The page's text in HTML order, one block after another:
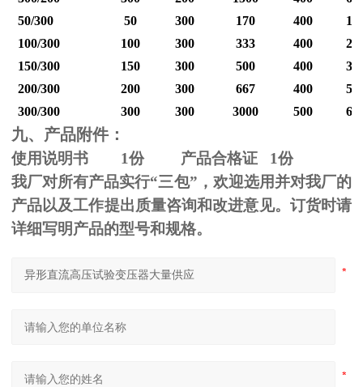
50/300
50 300 170 400
100/300
100 300 333 400
150/300
150 300 500 400
200/300
200 300 667 400
300/300
300 300 3000 500
九、产品附件：
使用说明书 1份 产品合格证 1份
我厂对所有产品实行“三包”，欢迎选用并对我厂的
产品以及工作提出质量咨询和改进意见。订货时请
详细写明产品的型号和规格。